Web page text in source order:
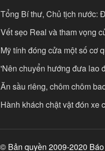
Tổng Bí thư, Chủ tịch nước:
sống lâu dài
Vết sẹo Real và tham vọng
Mỹ tính đóng cửa một số cơ
Indonesia
'Nên chuyển hướng đưa lao
Ăn sầu riêng, chôm chôm
Hành khách chật vật đón xe
© Bản quyền 2009-2020